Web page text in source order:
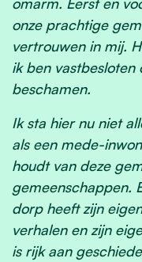
onze prachtige
vertrouwen in mij.
ik ben
beschamen.
Ik sta hier nu niet
als een mede-
houdt van deze
gemeenschappen.
dorp heeft zijn
verhalen en zijn
is rijk aan